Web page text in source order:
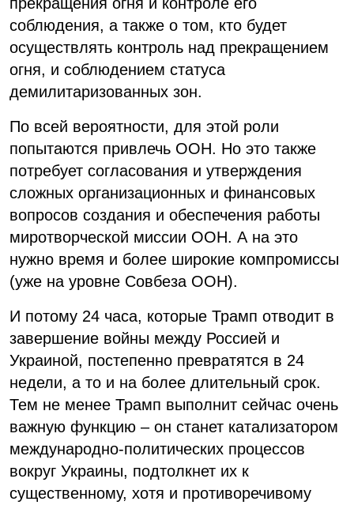
соблюдения, а также о том, кто будет
осуществлять контроль над прекращением
огня, и соблюдением статуса
демилитаризованных зон.
По всей вероятности, для этой роли
попытаются привлечь ООН. Но это также
потребует согласования и утверждения
сложных организационных и финансовых
вопросов создания и обеспечения работы
миротворческой миссии ООН. А на это
нужно время и более широкие компромиссы
(уже на уровне Совбеза ООН).
И потому 24 часа, которые Трамп отводит в
завершение войны между Россией и
Украиной, постепенно превратятся в 24
недели, а то и на более длительный срок.
Тем не менее Трамп выполнит сейчас очень
важную функцию – он станет катализатором
международно-политических процессов
вокруг Украины, подтолкнет их к
существенному, хотя и противоречивому